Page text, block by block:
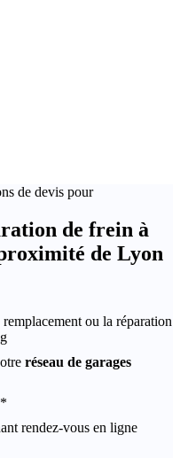
de devis pour
de frein à
de Lyon
ou la réparation
réseau de garages
*
rendez-vous en ligne